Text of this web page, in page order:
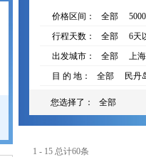
价格区间： 全部
行程天数：
全部
6天
出发城市：
全部
上海
目 的 地：
全部 民丹
您选择了： 全部
1 - 15 总计60条